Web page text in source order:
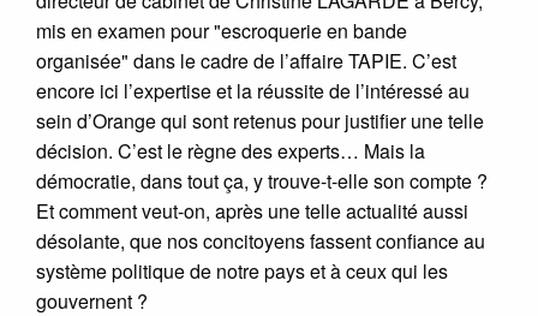
mis en examen pour "escroquerie en bande
organisée" dans le cadre de l’affaire TAPIE. C’est
encore ici l’expertise et la réussite de l’intéressé au
sein d’Orange qui sont retenus pour justifier une telle
décision. C’est le règne des experts… Mais la
démocratie, dans tout ça, y trouve-t-elle son compte ?
Et comment veut-on, après une telle actualité aussi
désolante, que nos concitoyens fassent confiance au
système politique de notre pays et à ceux qui les
gouvernent ?